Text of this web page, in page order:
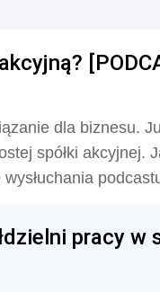
dla biznesu.
spółki akcyjnej.
pracy w